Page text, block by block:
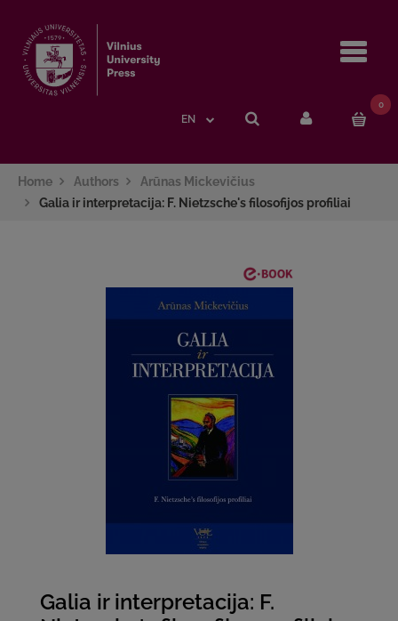
EN
0
Home Authors
Arūnas Mickevičius
Galia ir interpretacija: F. Nietzsche's filosofijos profiliai
Galia ir interpretacija: F.